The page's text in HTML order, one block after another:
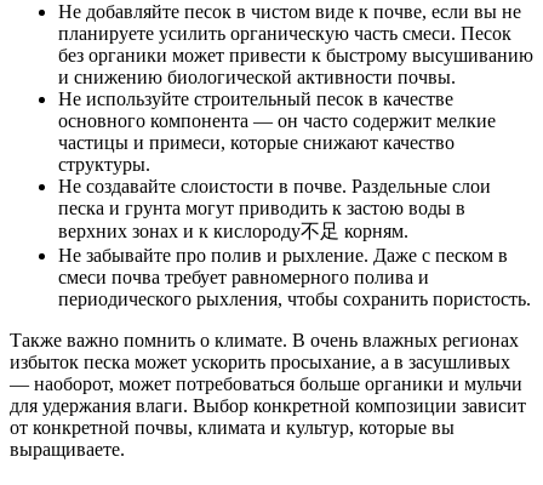
Не добавляйте песок в чистом виде к почве, если вы не
планируете усилить органическую часть смеси. Песок
без органики может привести к быстрому высушиванию
и снижению биологической активности почвы.
Не используйте строительный песок в качестве
основного компонента — он часто содержит мелкие
частицы и примеси, которые снижают качество
структуры.
Не создавайте слоистости в почве. Раздельные слои
песка и грунта могут приводить к застою воды в
верхних зонах и к кислороду不足 корням.
Не забывайте про полив и рыхление. Даже с песком в
смеси почва требует равномерного полива и
периодического рыхления, чтобы сохранить пористость.
Также важно помнить о климате. В очень влажных регионах
избыток песка может ускорить просыхание, а в засушливых
— наоборот, может потребоваться больше органики и мульчи
для удержания влаги. Выбор конкретной композиции зависит
от конкретной почвы, климата и культур, которые вы
выращиваете.